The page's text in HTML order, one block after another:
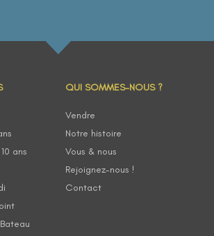
ans
QUI SOMMES-NOUS ?
Vendre
Notre histoire
Vous & nous
Rejoignez-nous !
Contact